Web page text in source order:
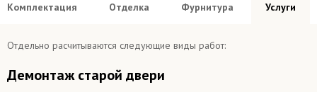
Комплектация Отделка Фурнитура Услуги
Отдельно расчитываются следующие виды работ:
Демонтаж старой двери